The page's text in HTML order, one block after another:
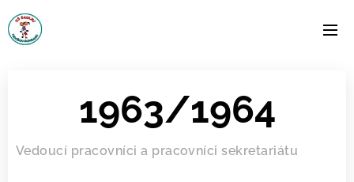
1963/1964
Vedoucí pracovníci a pracovníci sekretariátu